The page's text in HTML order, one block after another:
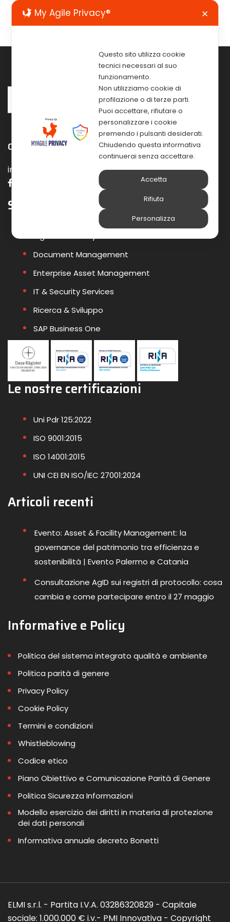
Contattaci e seguici sui nostri social
info@pec.elmisrl.eu info@elmisoftware.com
Soluzioni
Document Management
Enterprise Asset Management
IT & Security Services
Ricerca & Sviluppo
SAP Business One
Le nostre certificazioni
Uni Pdr 125:2022
ISO 9001:2015
ISO 14001:2015
UNI CEI EN ISO/IEC 27001:2024
Articoli recenti
Evento: Asset & Facility Management: la
governance del patrimonio tra efficienza e
sostenibilità | Evento Palermo e Catania
Consultazione AgID sui registri di protocollo: cosa
cambia e come partecipare entro il 27 maggio
Informative e Policy
Politica del sistema integrato qualità e ambiente
Politica parità di genere
Privacy Policy
Cookie Policy
Termini e condizioni
Whistleblowing
Codice etico
Piano Obiettivo e Comunicazione Parità di Genere
Politica Sicurezza Informazioni
Modello esercizio dei diritti in materia di protezione
dei dati personali
Informativa annuale decreto Bonetti
ELMI s.r.l. - Partita I.V.A. 03286320829 - Capitale
sociale: 1.000.000 € i.v.- PMI Innovativa - Copyright
My Agile Privacy® ✕
Questo sito utilizza cookie
tecnici necessari al suo
funzionamento.
Non utilizziamo cookie di
profilazione o di terze parti.
Puoi accettare, rifiutare o
personalizzare i cookie
premendo i pulsanti desiderati.
Chiudendo questa informativa
continuerai senza accettare.
Accetta
Rifiuta
Personalizza